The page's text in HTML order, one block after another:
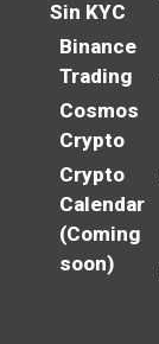
Sin KYC
Binance
Trading
Cosmos
Crypto
Crypto
Calendar
(Coming
soon)